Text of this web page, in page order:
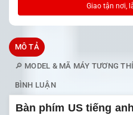
MÔ TẢ
🔎 MODEL & MÃ MÁY TƯƠNG
BÌNH LUẬN
Bàn phím US tiếng